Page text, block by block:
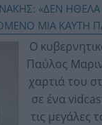
«ΔΕΝ
ΜΙΑ ΚΑΥΤΗ
Ο
Παύλος
χαρτιά του
σε ένα
τις μεγάλες